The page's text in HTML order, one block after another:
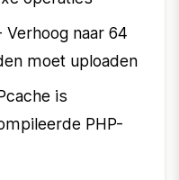
Verhoog naar 64
moet uploaden
is
PHP-